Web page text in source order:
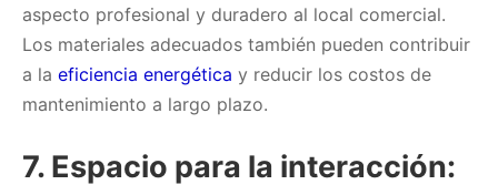
aspecto profesional y duradero al local comercial.
Los materiales adecuados también pueden contribuir
a la eficiencia energética y reducir los costos de
mantenimiento a largo plazo.
7. Espacio para la interacción: